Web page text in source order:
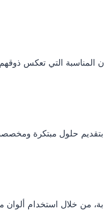
المناسبة التي تعكس
حلول مبتكرة
خلال استخدام ألوان